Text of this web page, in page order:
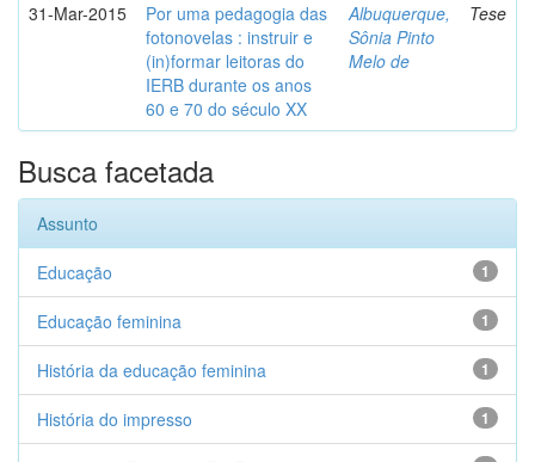
31-Mar-2015
Por uma pedagogia das
fotonovelas : instruir e
(in)formar leitoras do
IERB durante os anos
60 e 70 do século XX
Albuquerque,
Sônia Pinto
Melo de
Tese
Busca facetada
Assunto
1
Educação
1
Educação feminina
1
História da educação feminina
1
História do impresso